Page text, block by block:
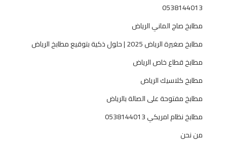
0538144013
مطابخ صاج الماني الرياض
مطابخ صغيرة الرياض 2025 | حلول ذكية بتوقيع مطابخ الرياض
مطابخ قطاع خاص الرياض
مطابخ كلاسيك الرياض
مطابخ مفتوحة على الصالة بالرياض
مطابخ نظام امريكي 0538144013
من نحن